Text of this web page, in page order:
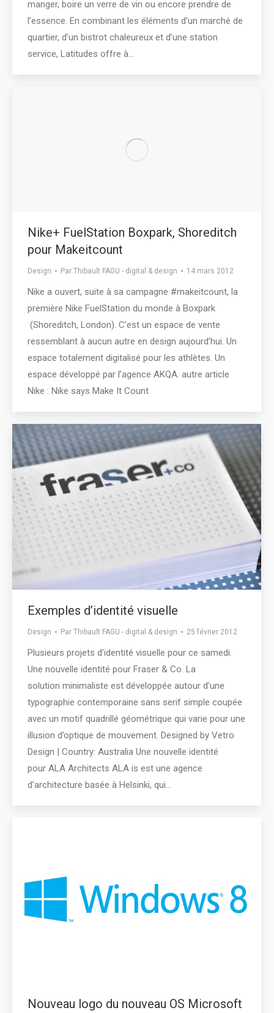
manger, boire un verre de vin ou encore prendre de
l’essence. En combinant les éléments d’un marché de
quartier, d’un bistrot chaleureux et d’une station
service, Latitudes offre à…
Nike+ FuelStation Boxpark, Shoreditch
pour Makeitcount
Design Par Thibault FAGU - digital & design 14 mars 2012
Nike a ouvert, suite à sa campagne #makeitcount, la
première Nike FuelStation du monde à Boxpark
(Shoreditch, London). C’est un espace de vente
ressemblant à aucun autre en design aujourd’hui. Un
espace totalement digitalisé pour les athlètes. Un
espace développé par l’agence AKQA. autre article
Nike : Nike says Make It Count
Exemples d’identité visuelle
Design Par Thibault FAGU - digital & design 25 février 2012
Plusieurs projets d’identité visuelle pour ce samedi.
Une nouvelle identité pour Fraser & Co. La
solution minimaliste est développée autour d’une
typographie contemporaine sans serif simple coupée
avec un motif quadrillé géométrique qui varie pour une
illusion d’optique de mouvement. Designed by Vetro
Design | Country: Australia Une nouvelle identité
pour ALA Architects ALA is est une agence
d’architecture basée à Helsinki, qui…
Nouveau logo du nouveau OS Microsoft